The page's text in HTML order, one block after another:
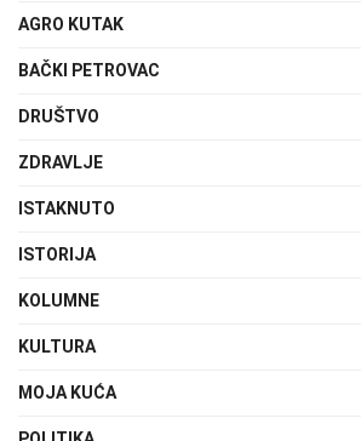
AGRO KUTAK
BAČKI PETROVAC
DRUŠTVO
ZDRAVLJE
ISTAKNUTO
ISTORIJA
KOLUMNE
KULTURA
MOJA KUĆA